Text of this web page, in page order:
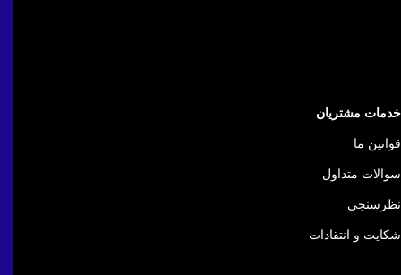
خدمات مشتریان
قوانین ما
سوالات متداول
نظرسنجی
شکایت و انتقادات